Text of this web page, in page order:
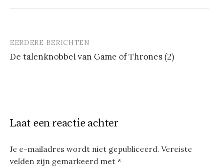
Berichtnavigatie
EERDERE BERICHTEN
De talenknobbel van Game of Thrones (2)
Laat een reactie achter
Je e-mailadres wordt niet gepubliceerd. Vereiste
velden zijn gemarkeerd met *